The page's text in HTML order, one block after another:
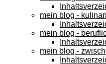
mein blog -
mein blog -
mein blog -